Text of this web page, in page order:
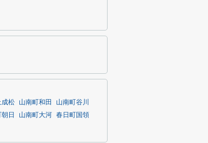
成松 山南町和田
山南町谷川
日 山南町大河 春日町国領